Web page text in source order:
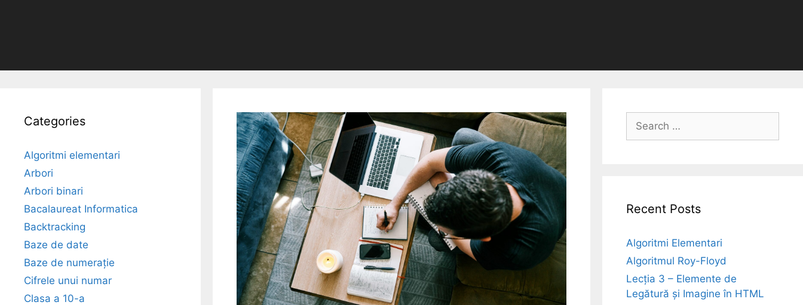
Categories
Algoritmi elementari
Arbori
Arbori binari
Bacalaureat Informatica
Backtracking
Baze de date
Baze de numerație
Cifrele unui numar
Clasa a 10-a
Search
for:
Recent Posts
Algoritmi Elementari
Algoritmul Roy-Floyd
Lecția 3 – Elemente de
Legătură și Imagine în HTML